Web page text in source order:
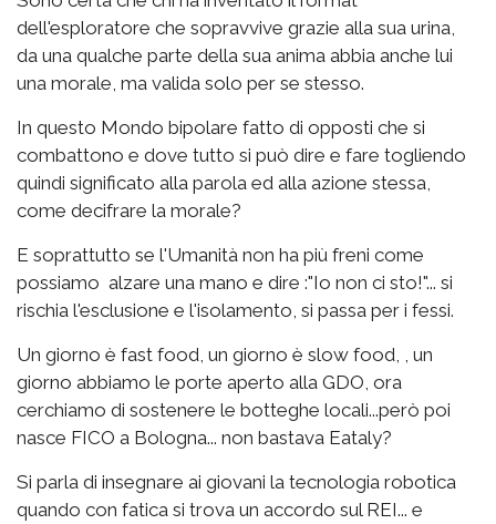
dell'esploratore che sopravvive grazie alla sua urina,
da una qualche parte della sua anima abbia anche lui
una morale, ma valida solo per se stesso.
In questo Mondo bipolare fatto di opposti che si
combattono e dove tutto si può dire e fare togliendo
quindi significato alla parola ed alla azione stessa,
come decifrare la morale?
E soprattutto se l'Umanità non ha più freni come
possiamo alzare una mano e dire :"Io non ci sto!"... si
rischia l'esclusione e l'isolamento, si passa per i fessi.
Un giorno è fast food, un giorno è slow food, , un
giorno abbiamo le porte aperto alla GDO, ora
cerchiamo di sostenere le botteghe locali...però poi
nasce FICO a Bologna... non bastava Eataly?
Si parla di insegnare ai giovani la tecnologia robotica
quando con fatica si trova un accordo sul REI... e